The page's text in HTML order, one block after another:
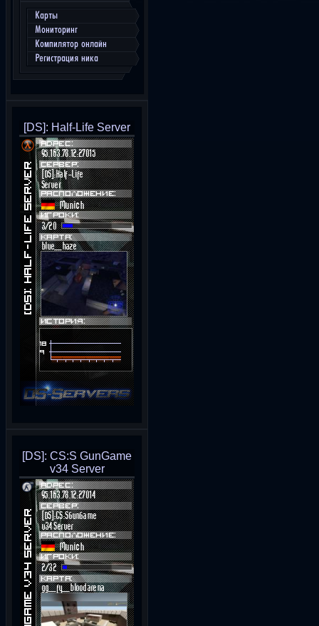
Карты
Мониторинг
Компилятор онлайн
Регистрация ника
[DS]: Half-Life Server
[DS]: CS:S GunGame
v34 Server